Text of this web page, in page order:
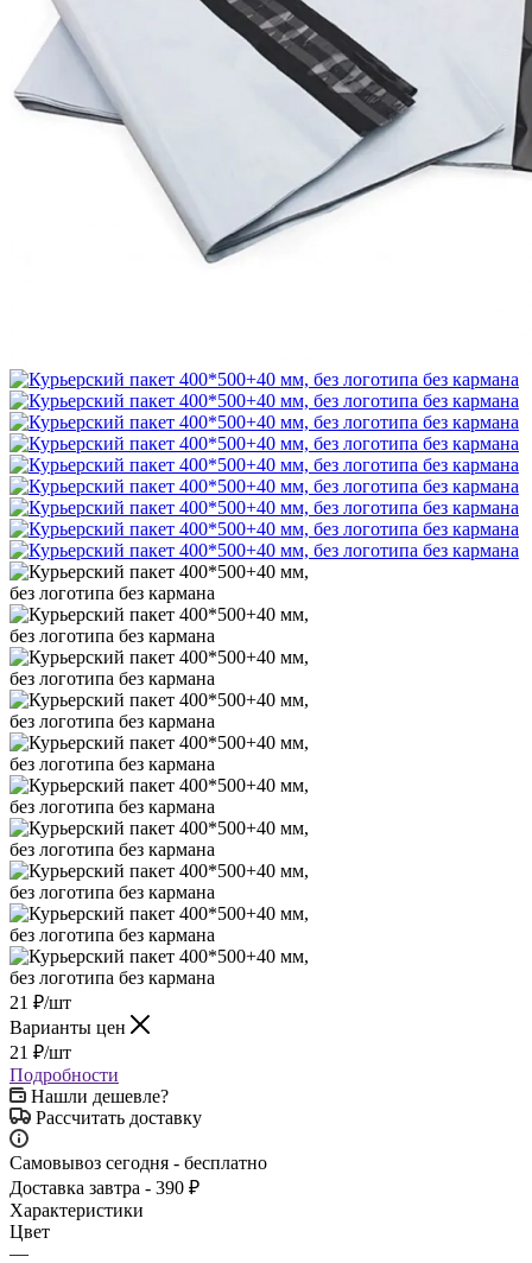
21 ₽/шт
Варианты цен
21 ₽/шт
Подробности
Нашли дешевле?
Рассчитать доставку
Самовывоз сегодня - бесплатно
Доставка завтра - 390 ₽
Характеристики
Цвет
—